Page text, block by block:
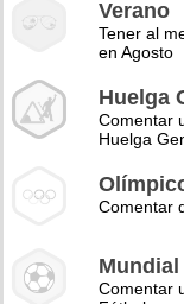
Verano
Tener al
en Agosto
Huelga
Comentar
Huelga
Comentar
Mundial
Comentar